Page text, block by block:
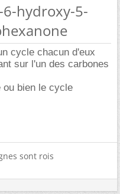
6-hydroxy-5-
cycle chacun d'eux
sur l'un des carbones
ou bien le cycle
sont rois